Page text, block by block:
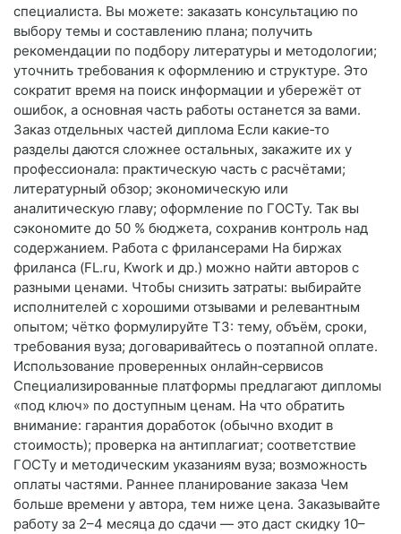
специалиста. Вы можете: заказать консультацию по
выбору темы и составлению плана; получить
рекомендации по подбору литературы и методологии;
уточнить требования к оформлению и структуре. Это
сократит время на поиск информации и убережёт от
ошибок, а основная часть работы останется за вами.
Заказ отдельных частей диплома Если какие‑то
разделы даются сложнее остальных, закажите их у
профессионала: практическую часть с расчётами;
литературный обзор; экономическую или
аналитическую главу; оформление по ГОСТу. Так вы
сэкономите до 50 % бюджета, сохранив контроль над
содержанием. Работа с фрилансерами На биржах
фриланса (FL.ru, Kwork и др.) можно найти авторов с
разными ценами. Чтобы снизить затраты: выбирайте
исполнителей с хорошими отзывами и релевантным
опытом; чётко формулируйте ТЗ: тему, объём, сроки,
требования вуза; договаривайтесь о поэтапной оплате.
Использование проверенных онлайн‑сервисов
Специализированные платформы предлагают дипломы
«под ключ» по доступным ценам. На что обратить
внимание: гарантия доработок (обычно входит в
стоимость); проверка на антиплагиат; соответствие
ГОСТу и методическим указаниям вуза; возможность
оплаты частями. Раннее планирование заказа Чем
больше времени у автора, тем ниже цена. Заказывайте
работу за 2–4 месяца до сдачи — это даст скидку 10–